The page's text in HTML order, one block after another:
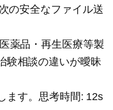
の安全なファイル送
薬品・再生医療等製
験相談の違いが曖昧
ます。思考時間: 12s